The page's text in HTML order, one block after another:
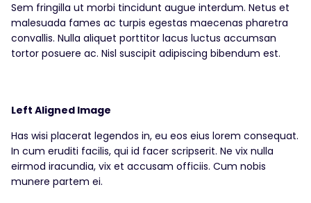
Sem fringilla ut morbi tincidunt augue interdum. Netus et
malesuada fames ac turpis egestas maecenas pharetra
convallis. Nulla aliquet porttitor lacus luctus accumsan
tortor posuere ac. Nisl suscipit adipiscing bibendum est.
Left Aligned Image
Has wisi placerat legendos in, eu eos eius lorem consequat.
In cum eruditi facilis, qui id facer scripserit. Ne vix nulla
eirmod iracundia, vix et accusam officiis. Cum nobis
munere partem ei.